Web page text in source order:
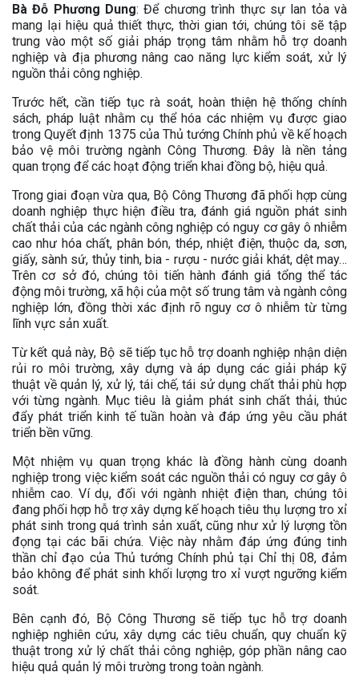
Bà Đỗ Phương Dung: Để chương trình thực sự lan tỏa và
mang lại hiệu quả thiết thực, thời gian tới, chúng tôi sẽ tập
trung vào một số giải pháp trọng tâm nhằm hỗ trợ doanh
nghiệp và địa phương nâng cao năng lực kiểm soát, xử lý
nguồn thải công nghiệp.
Trước hết, cần tiếp tục rà soát, hoàn thiện hệ thống chính
sách, pháp luật nhằm cụ thể hóa các nhiệm vụ được giao
trong Quyết định 1375 của Thủ tướng Chính phủ về kế hoạch
bảo vệ môi trường ngành Công Thương. Đây là nền tảng
quan trọng để các hoạt động triển khai đồng bộ, hiệu quả.
Trong giai đoạn vừa qua, Bộ Công Thương đã phối hợp cùng
doanh nghiệp thực hiện điều tra, đánh giá nguồn phát sinh
chất thải của các ngành công nghiệp có nguy cơ gây ô nhiễm
cao như hóa chất, phân bón, thép, nhiệt điện, thuộc da, sơn,
giấy, sành sứ, thủy tinh, bia - rượu - nước giải khát, dệt may…
Trên cơ sở đó, chúng tôi tiến hành đánh giá tổng thể tác
động môi trường, xã hội của một số trung tâm và ngành công
nghiệp lớn, đồng thời xác định rõ nguy cơ ô nhiễm từ từng
lĩnh vực sản xuất.
Từ kết quả này, Bộ sẽ tiếp tục hỗ trợ doanh nghiệp nhận diện
rủi ro môi trường, xây dựng và áp dụng các giải pháp kỹ
thuật về quản lý, xử lý, tái chế, tái sử dụng chất thải phù hợp
với từng ngành. Mục tiêu là giảm phát sinh chất thải, thúc
đẩy phát triển kinh tế tuần hoàn và đáp ứng yêu cầu phát
triển bền vững.
Một nhiệm vụ quan trọng khác là đồng hành cùng doanh
nghiệp trong việc kiểm soát các nguồn thải có nguy cơ gây ô
nhiễm cao. Ví dụ, đối với ngành nhiệt điện than, chúng tôi
đang phối hợp hỗ trợ xây dựng kế hoạch tiêu thụ lượng tro xỉ
phát sinh trong quá trình sản xuất, cũng như xử lý lượng tồn
đọng tại các bãi chứa. Việc này nhằm đáp ứng đúng tinh
thần chỉ đạo của Thủ tướng Chính phủ tại Chỉ thị 08, đảm
bảo không để phát sinh khối lượng tro xỉ vượt ngưỡng kiểm
soát.
Bên cạnh đó, Bộ Công Thương sẽ tiếp tục hỗ trợ doanh
nghiệp nghiên cứu, xây dựng các tiêu chuẩn, quy chuẩn kỹ
thuật trong xử lý chất thải công nghiệp, góp phần nâng cao
hiệu quả quản lý môi trường trong toàn ngành.